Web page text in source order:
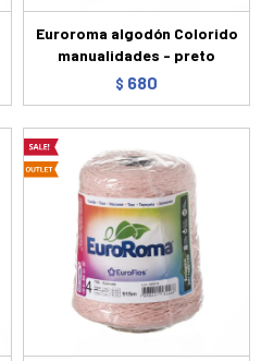
Euroroma algodón Colorido
manualidades - preto
$ 680